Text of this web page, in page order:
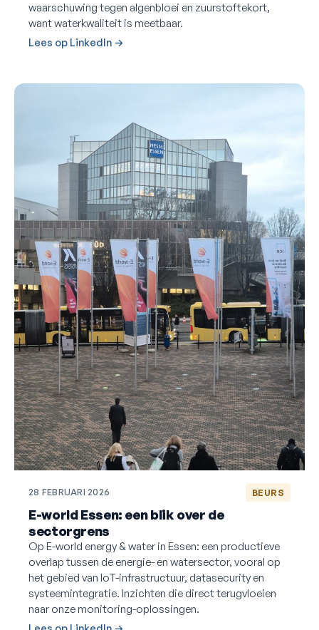
waarschuwing tegen algenbloei en zuurstoftekort,
want waterkwaliteit is meetbaar.
Lees op LinkedIn →
28 FEBRUARI 2026 BEURS
E-world Essen: een blik over de
sectorgrens
Op E-world energy & water in Essen: een productieve
overlap tussen de energie- en watersector, vooral op
het gebied van IoT-infrastructuur, datasecurity en
systeemintegratie. Inzichten die direct terugvloeien
naar onze monitoring-oplossingen.